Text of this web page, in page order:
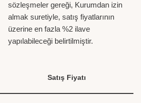
sözleşmeler gereği, Kurumdan izin
almak suretiyle, satış fiyatlarının
üzerine en fazla %2 ilave
yapılabileceği belirtilmiştir.
Satış Fiyatı